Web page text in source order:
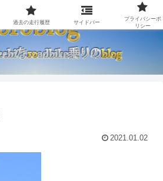
2021.01.02
過去の走行履歴 サイドバー
プライバシーポ
リシー